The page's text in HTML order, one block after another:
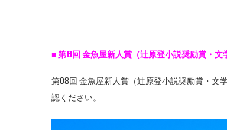
■第8回 金魚屋新人賞（辻原登小説奨励賞・
第08回 金魚屋新人賞（辻原登小説奨励賞・文
認ください。